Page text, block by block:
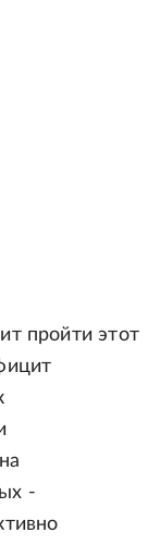
пройти этот
-